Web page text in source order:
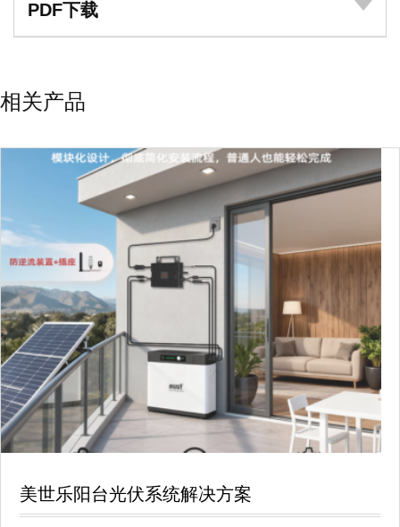
PDF下载
相关产品
美世乐阳台光伏系统解决方案